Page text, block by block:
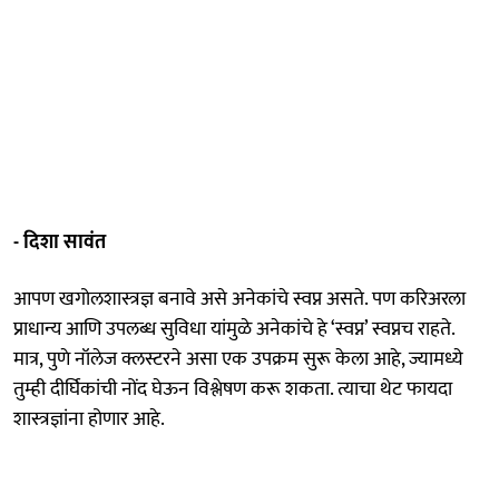
- दिशा सावंत
आपण खगोलशास्त्रज्ञ बनावे असे अनेकांचे स्वप्न असते. पण करिअरला
प्राधान्य आणि उपलब्ध सुविधा यांमुळे अनेकांचे हे ‘स्वप्न’ स्वप्नच राहते.
मात्र, पुणे नॉलेज क्लस्टरने असा एक उपक्रम सुरू केला आहे, ज्यामध्ये
तुम्ही दीर्घिकांची नोंद घेऊन विश्लेषण करू शकता. त्याचा थेट फायदा
शास्त्रज्ञांना होणार आहे.